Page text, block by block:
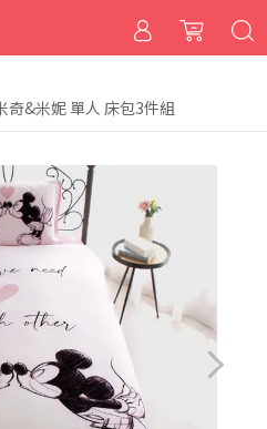
奇&米妮 單人 床包3件組